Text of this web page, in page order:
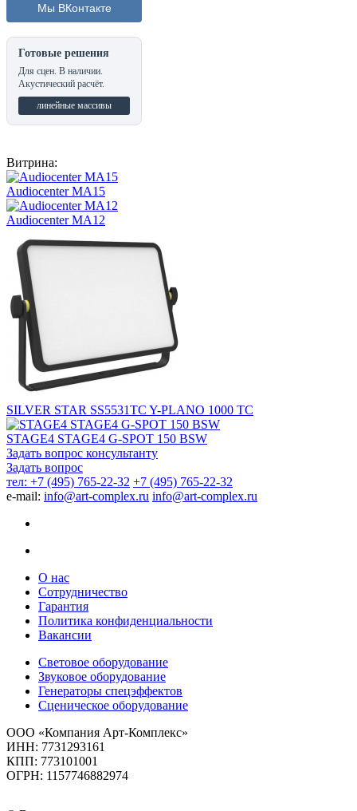
Мы ВКонтакте
Готовые решения
Для сцен. В наличии.
Акустический расчёт.
линейные массивы
Витрина:
Audiocenter MA15
Audiocenter MA12
SILVER STAR SS5531TC Y-PLANO 1000 TC
STAGE4 STAGE4 G-SPOT 150 BSW
Задать вопрос консультанту
Задать вопрос
тел: +7 (495) 765-22-32 +7 (495) 765-22-32
e-mail: info@art-complex.ru info@art-complex.ru
О нас
Сотрудничество
Гарантия
Политика конфиденциальности
Вакансии
Световое оборудование
Звуковое оборудование
Генераторы спецэффектов
Сценическое оборудование
ООО «Компания Арт-Комплекс»
ИНН: 7731293161
КПП: 773101001
ОГРН: 1157746882974